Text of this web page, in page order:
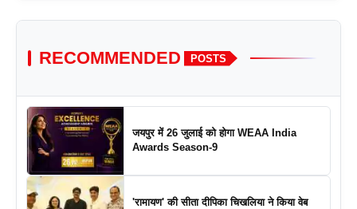
RECOMMENDED POSTS
जयपुर में 26 जुलाई को होगा WEAA India
Awards Season-9
'रामायण' की सीता दीपिका चिखलिया ने किया वेब